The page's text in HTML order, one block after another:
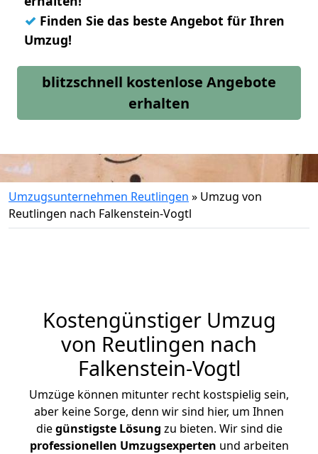
✓ Finden Sie das beste Angebot für Ihren
Umzug!
blitzschnell kostenlose Angebote
erhalten
Umzugsunternehmen Reutlingen » Umzug von
Reutlingen nach Falkenstein-Vogtl
Kostengünstiger Umzug
von Reutlingen nach
Falkenstein-Vogtl
Umzüge können mitunter recht kostspielig sein,
aber keine Sorge, denn wir sind hier, um Ihnen
diegünstigste Lösung zu bieten. Wir sind die
professionellen Umzugsexperten und arbeiten